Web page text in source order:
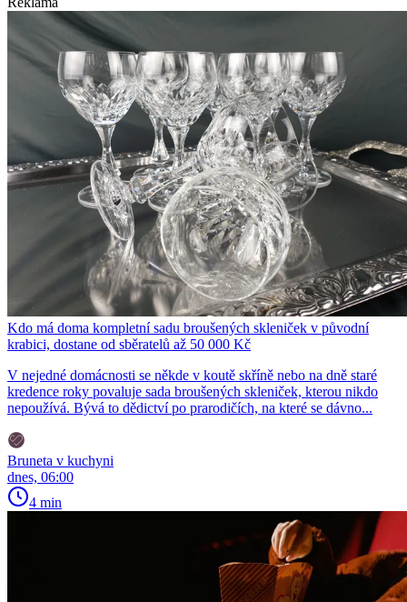
Kdo má doma kompletní sadu broušených skleniček v původní
krabici, dostane od sběratelů až 50 000 Kč
V nejedné domácnosti se někde v koutě skříně nebo na dně staré
kredence roky povaluje sada broušených skleniček, kterou nikdo
nepoužívá. Bývá to dědictví po prarodičích, na které se dávno...
Bruneta v kuchyni
dnes, 06:00
4 min